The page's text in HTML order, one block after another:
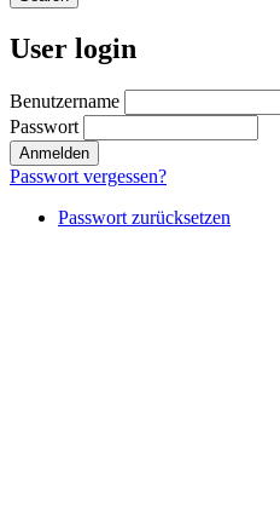
User login
Benutzername
Passwort
Passwort vergessen?
Passwort zurücksetzen